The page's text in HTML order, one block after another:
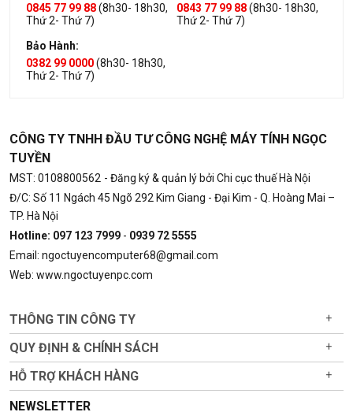
0845 77 99 88(8h30- 18h30,
Thứ 2- Thứ 7)
0843 77 99 88(8h30- 18h30,
Thứ 2- Thứ 7)
Bảo Hành:
0382 99 0000(8h30- 18h30,
Thứ 2- Thứ 7)
CÔNG TY TNHH ĐẦU TƯ CÔNG NGHỆ MÁY TÍNH NGỌC
TUYỀN
MST: 0108800562 - Đăng ký & quản lý bởi Chi cục thuế Hà Nội
Đ/C: Số 11 Ngách 45 Ngõ 292 Kim Giang - Đại Kim - Q. Hoàng Mai –
TP. Hà Nội
Hotline: 097 123 7999 - 0939 72 5555
Email: ngoctuyencomputer68@gmail.com
Web: www.ngoctuyenpc.com
THÔNG TIN CÔNG TY +
QUY ĐỊNH & CHÍNH SÁCH +
HỖ TRỢ KHÁCH HÀNG +
NEWSLETTER